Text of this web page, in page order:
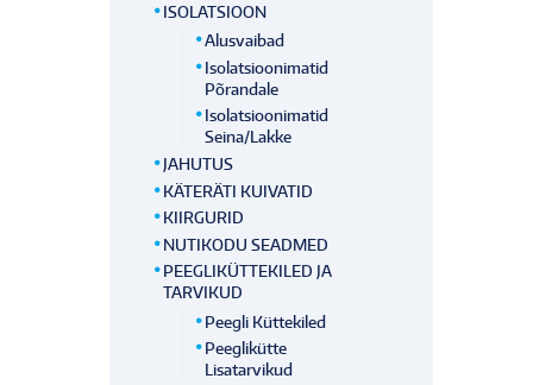
ISOLATSIOON
Alusvaibad
Isolatsioonimatid
Põrandale
Isolatsioonimatid
Seina/lakke
JAHUTUS
KÄTERÄTI KUIVATID
KIIRGURID
NUTIKODU SEADMED
PEEGLIKÜTTEKILED JA
TARVIKUD
Peegli Küttekiled
Peeglikütte
Lisatarvikud